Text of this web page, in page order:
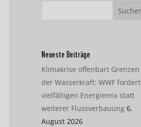
Neueste Beiträge
Klimakrise offenbart Grenzen
der Wasserkraft: WWF fordert
vielfältigen Energiemix statt
weiterer Flussverbauung 6.
August 2026